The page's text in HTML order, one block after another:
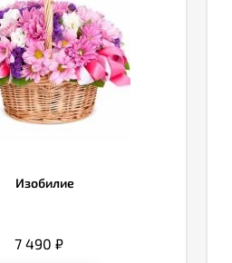
Изобилие
7 490 ₽